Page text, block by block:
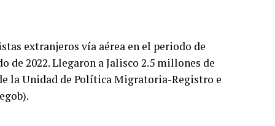
extranjeros vía aérea en el periodo de
de 2022. Llegaron a Jalisco 2.5 millones de
la Unidad de Política Migratoria-Registro e